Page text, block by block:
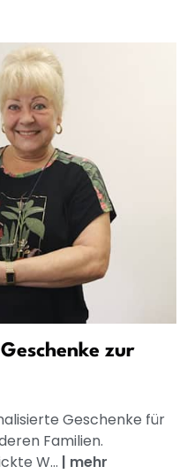
zur
Geschenke für
Familien.
W... | mehr